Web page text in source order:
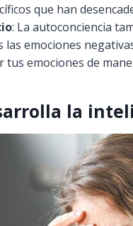
que han
: La autoconciencia
las emociones
emociones de
la